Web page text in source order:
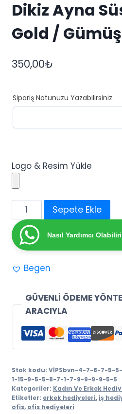
Dikiz Ayna
Gold / Gümüş
350,00₺
Sipariş Notunuzu Yazabilirsiniz.
Logo & Resim Yükle
Dikiz
Ayna
Süsü
Dualı
/
adet
Sepete Ekle
Nasıl Yardımcı
Begen
GÜVENLİ ÖDEME
ARACIYLA
Stok kodu: VİPSbvn-4-7-8-7-5-
1-15-9-5-5-8-7-1-7-9-9-9-9-5-5
Kategoriler: Kadın Ve Erkek
Etiketler: erkek hediyeleri, iş
ofis, ofis hediyeleri